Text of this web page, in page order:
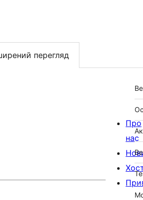
перегляд
Про
нас